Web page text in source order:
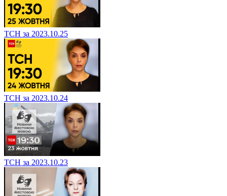
ТСН за 2023.10.25
ТСН за 2023.10.24
ТСН за 2023.10.23